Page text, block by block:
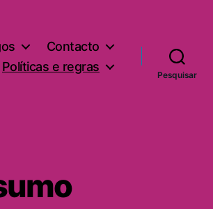
Contacto
Políticas e regras
Pesquisar